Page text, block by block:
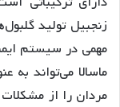
زنجبیل تولید
مهمی در سیستم
ماسالا می‌تواند به
مردان را از